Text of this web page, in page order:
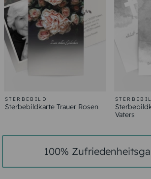
STERBEBILD
Sterbebildkarte Trauer Rosen
Vaters
100%